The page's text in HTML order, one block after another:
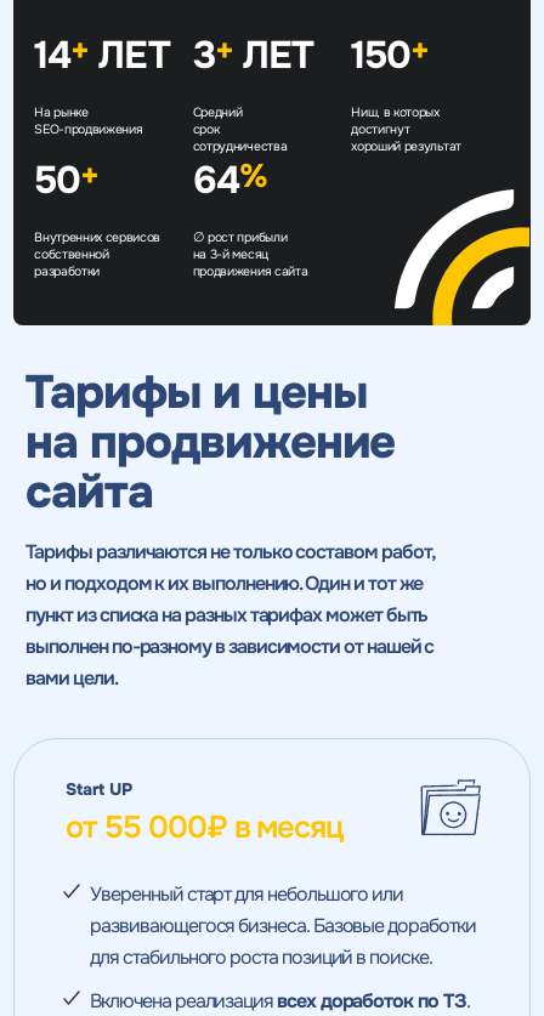
14+ ЛЕТ
На рынке
SEO-продвижения
3+ ЛЕТ
Средний
срок
сотрудничества
150+
Ниш, в которых
достигнут
хороший результат
50+
Внутренних сервисов
собственной
разработки
64%
∅ рост прибыли
на 3-й месяц
продвижения сайта
Тарифы и цены
на продвижение
сайта
Тарифы различаются не только составом работ,
но и подходом к их выполнению. Один и тот же
пункт из спискана разных тарифах может быть
выполнен по-разному в зависимости от нашей с
вами цели.
Start UP
от 55 000₽ в месяц
Уверенный старт для небольшого или
развивающегося бизнеса. Базовые доработки
для стабильного роста позиций в поиске.
Включена реализациявсех доработок по ТЗ.